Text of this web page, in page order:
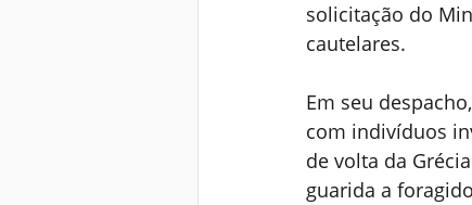
solicitação do
cautelares.
Em seu
com indivíduos
de volta da
guarida a